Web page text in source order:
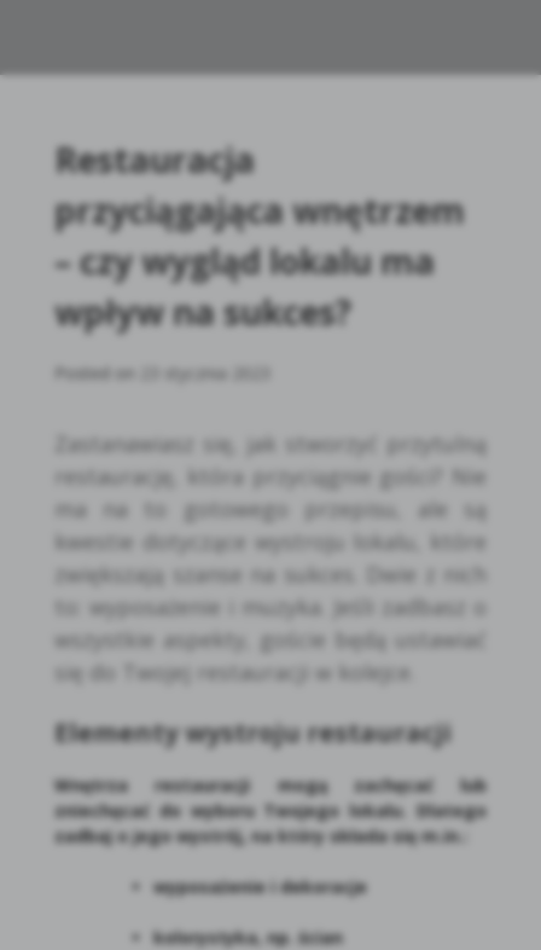
Restauracja
przyciągająca wnętrzem
– czy wygląd lokalu ma
wpływ na sukces?
Posted on 23 stycznia 2023
Zastanawiasz się, jak stworzyć przytulną
restaurację, która przyciągnie gości? Nie
ma na to gotowego przepisu, ale są
kwestie dotyczące wystroju lokalu, które
zwiększają szanse na sukces. Dwie z nich
to: wyposażenie i muzyka. Jeśli zadbasz o
wszystkie aspekty, goście będą ustawiać
się do Twojej restauracji w kolejce.
Elementy wystroju restauracji
Wnętrza restauracji mogą zachęcać lub
zniechęcać do wyboru Twojego lokalu. Dlatego
zadbaj o jego wystrój, na który składa się m.in.:
wyposażenie i dekoracje
kolorystyka, np. ścian